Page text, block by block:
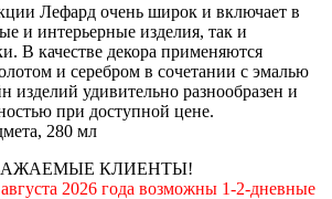
Лефард очень широк и включает в
и интерьерные изделия, так и
В качестве декора применяются
и серебром в сочетании с эмалью
изделий удивительно разнообразен и
при доступной цене.
280 мл
КЛИЕНТЫ!
2026 года возможны 1-2-дневные